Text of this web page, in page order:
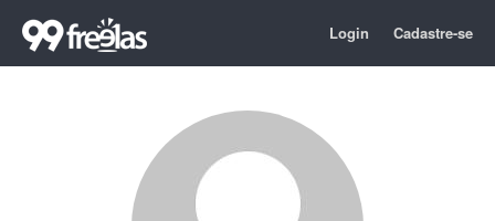
Login Cadastre-se